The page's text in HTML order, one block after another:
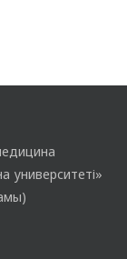
университеті»